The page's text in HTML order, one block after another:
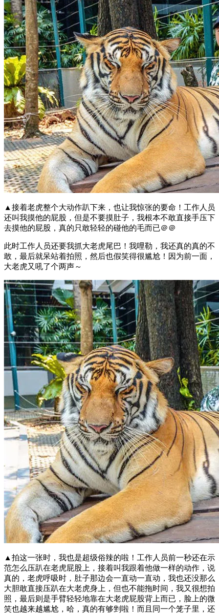
▲接着老虎整个大动作趴下来，也让我惊张的要命！工作人员
还叫我摸他的屁股，但是不要摸肚子，我根本不敢直接手压下
去摸他的屁股，真的只敢轻轻的碰他的毛而已＠＠
此时工作人员还要我抓大老虎尾巴！我哩勒，我还真的真的不
敢，最后就呆站着拍照，然后也假笑得很尴尬！因为前一面，
大老虎又吼了个两声～
▲拍这一张时，我也是超级俗辣的啦！工作人员前一秒还在示
范怎么压趴在老虎屁股上，接着叫我跟着他做一样的动作，说
真的，老虎呼吸时，肚子那边会一直动一直动，我也还没那么
大胆敢直接压趴在大老虎身上，但也不能拖时间，我又很想拍
照，最后则是手臂轻轻地靠在大老虎屁股背上而已，脸上的微
笑也越来越尴尬，哈，真的有够剉啦！而且同一个笼子里，还